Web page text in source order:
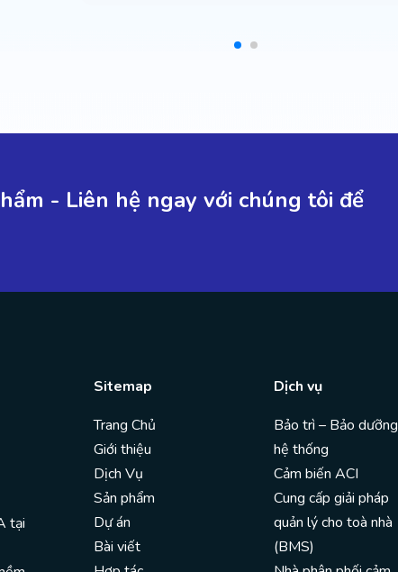
- Liên hệ ngay với chúng tôi để
tại
Sitemap
Trang Chủ
Giới thiệu
Dịch Vụ
Sản phẩm
Dự án
Bài viết
Dịch vụ
Bảo trì – Bảo dưỡng
hệ thống
Cảm biến ACI
Cung cấp giải pháp
quản lý cho toà nhà
(BMS)